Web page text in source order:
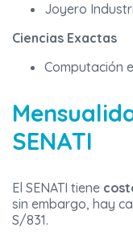
Joyero
Ciencias Exactas
Computación
SENATI
El SENATI tiene
sin embargo, hay
S/831.